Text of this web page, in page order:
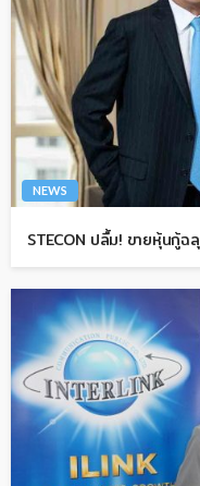
NEWS
STECON ปลื้ม! ขายหุ้นกู้ฉ